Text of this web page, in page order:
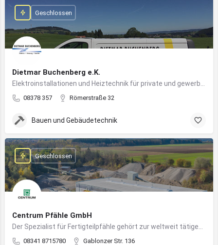
Dietmar Buchenberg e.K.
08378 357 Römerstraße 32
Geschlossen
Bauen und Gebäudetechnik
Centrum Pfähle GmbH
08341 8715780 Gablonzer Str. 136
Geschlossen